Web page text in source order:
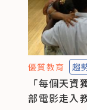
優質教育 趨
「每個天
部電影走入